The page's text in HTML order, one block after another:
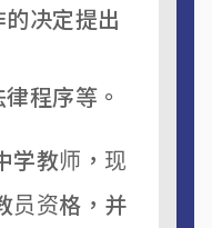
决定提出
程序等。
学教师，现
员资格，并